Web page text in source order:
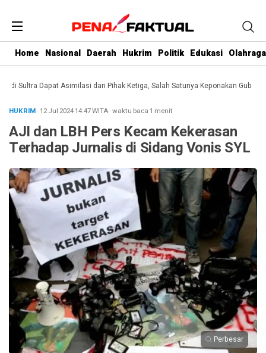
Home Nasional Daerah Hukrim Politik Edukasi Olahraga
Dapat Asimilasi dari Pihak Ketiga, Salah Satunya Keponakan Gubernur
HUKRIM· 12 Jul 202414:47WITA·waktu baca 1 menit
AJI dan LBH Pers Kecam Kekerasan
Terhadap Jurnalis di Sidang Vonis SYL
Perbesar